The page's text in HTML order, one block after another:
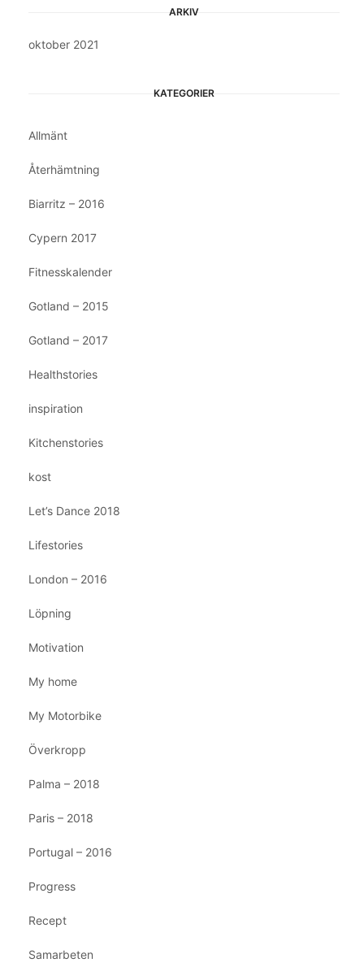
ARKIV
oktober 2021
KATEGORIER
Allmänt
Återhämtning
Biarritz – 2016
Cypern 2017
Fitnesskalender
Gotland – 2015
Gotland – 2017
Healthstories
inspiration
Kitchenstories
kost
Let’s Dance 2018
Lifestories
London – 2016
Löpning
Motivation
My home
My Motorbike
Överkropp
Palma – 2018
Paris – 2018
Portugal – 2016
Progress
Recept
Samarbeten